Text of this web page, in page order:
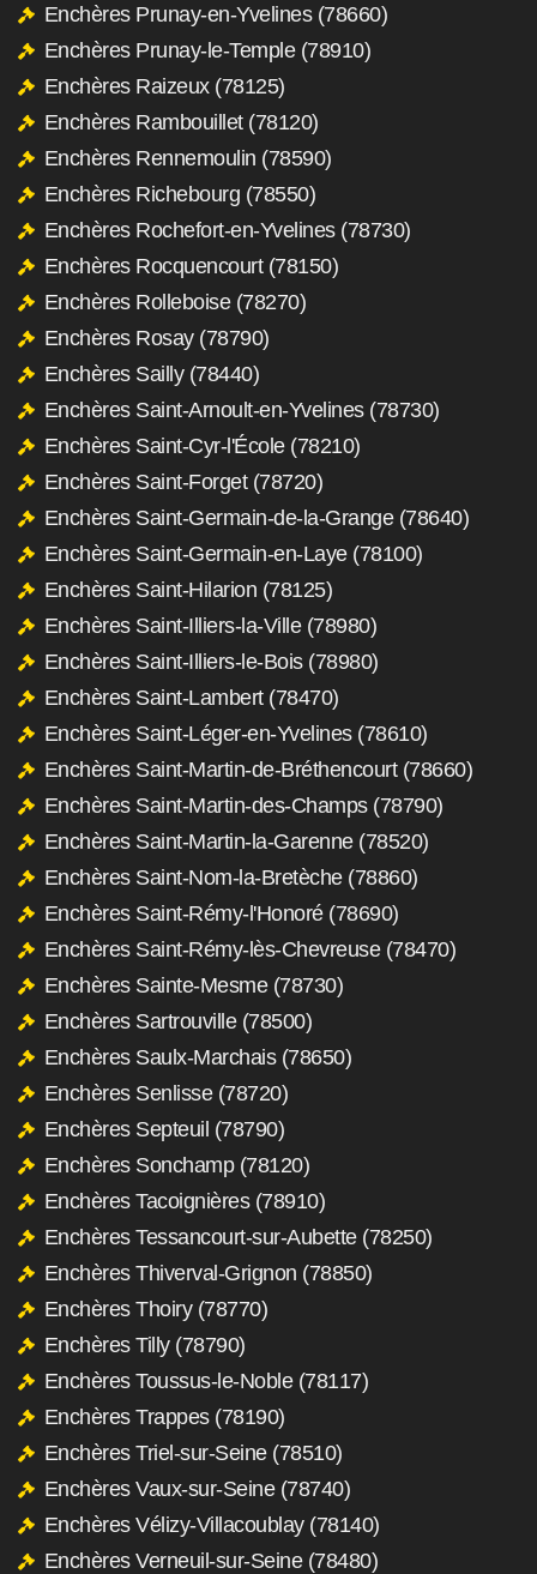
Enchères Prunay-en-Yvelines (78660)
Enchères Prunay-le-Temple (78910)
Enchères Raizeux (78125)
Enchères Rambouillet (78120)
Enchères Rennemoulin (78590)
Enchères Richebourg (78550)
Enchères Rochefort-en-Yvelines (78730)
Enchères Rocquencourt (78150)
Enchères Rolleboise (78270)
Enchères Rosay (78790)
Enchères Sailly (78440)
Enchères Saint-Arnoult-en-Yvelines (78730)
Enchères Saint-Cyr-l'École (78210)
Enchères Saint-Forget (78720)
Enchères Saint-Germain-de-la-Grange (78640)
Enchères Saint-Germain-en-Laye (78100)
Enchères Saint-Hilarion (78125)
Enchères Saint-Illiers-la-Ville (78980)
Enchères Saint-Illiers-le-Bois (78980)
Enchères Saint-Lambert (78470)
Enchères Saint-Léger-en-Yvelines (78610)
Enchères Saint-Martin-de-Bréthencourt (78660)
Enchères Saint-Martin-des-Champs (78790)
Enchères Saint-Martin-la-Garenne (78520)
Enchères Saint-Nom-la-Bretèche (78860)
Enchères Saint-Rémy-l'Honoré (78690)
Enchères Saint-Rémy-lès-Chevreuse (78470)
Enchères Sainte-Mesme (78730)
Enchères Sartrouville (78500)
Enchères Saulx-Marchais (78650)
Enchères Senlisse (78720)
Enchères Septeuil (78790)
Enchères Sonchamp (78120)
Enchères Tacoignières (78910)
Enchères Tessancourt-sur-Aubette (78250)
Enchères Thiverval-Grignon (78850)
Enchères Thoiry (78770)
Enchères Tilly (78790)
Enchères Toussus-le-Noble (78117)
Enchères Trappes (78190)
Enchères Triel-sur-Seine (78510)
Enchères Vaux-sur-Seine (78740)
Enchères Vélizy-Villacoublay (78140)
Enchères Verneuil-sur-Seine (78480)